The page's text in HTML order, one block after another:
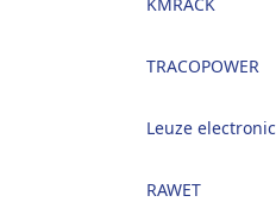
TRACOPOWER
Leuze electronic
RAWET